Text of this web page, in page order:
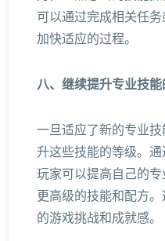
可以通过完成相关任
加快适应的过程。
八、继续提升专业技
一旦适应了新的专业
升这些技能的等级。通
玩家可以提高自己的
更高级的技能和配方
的游戏挑战和成就感。